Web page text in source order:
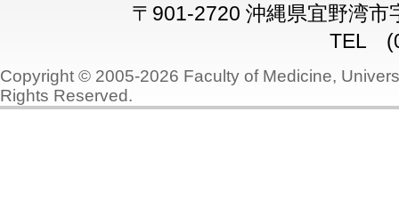
〒901-2720 沖縄県宜野湾市
TEL
Copyright © 2005-2026 Faculty of Medicine,
Rights Reserved.